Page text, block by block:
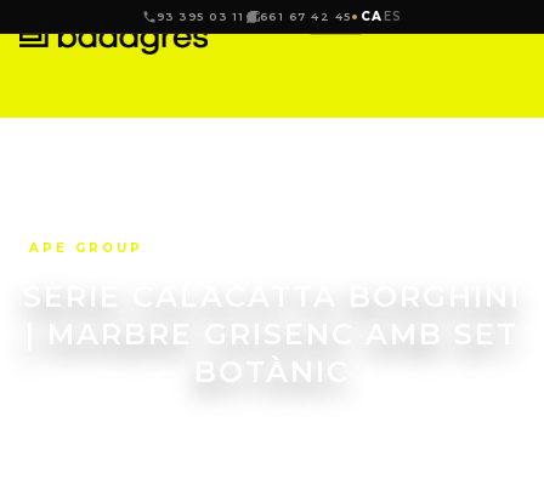
93 395 03 11 661 67 42 45 CA ES
SÈRIE CALACATTA BORGHINI
| MARBRE GRISENC AMB SET
BOTÀNIC
APE GROUP